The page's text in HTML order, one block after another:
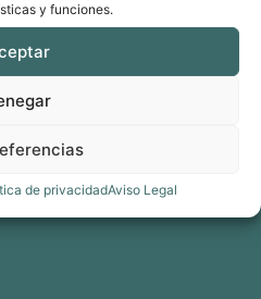
y funciones.
de privacidadAviso Legal